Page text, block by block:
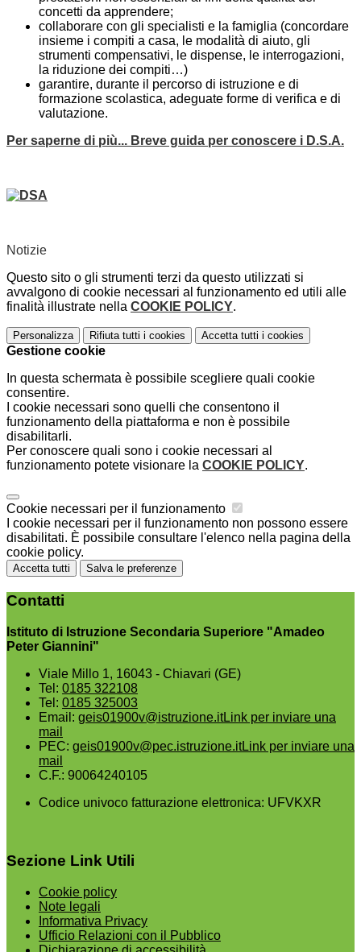
concetti da apprendere;
collaborare con gli specialisti e la famiglia (concordare
insieme i compiti a casa, le modalità di aiuto, gli
strumenti compensativi, le dispense, le interrogazioni,
la riduzione dei compiti…)
garantire, durante il percorso di istruzione e di
formazione scolastica, adeguate forme di verifica e di
valutazione.
Per saperne di più... Breve guida per conoscere i D.S.A.
Notizie
Questo sito o gli strumenti terzi da questo utilizzati si
avvalgono di cookie necessari al funzionamento ed utili alle
finalità illustrate nella COOKIE POLICY.
Personalizza Rifiuta tutti i cookies Accetta tutti i cookies
Gestione cookie
In questa schermata è possibile scegliere quali cookie
consentire.
I cookie necessari sono quelli che consentono il
funzionamento della piattaforma e non è possibile
disabilitarli.
Per conoscere quali sono i cookie necessari al
funzionamento potete visionare la COOKIE POLICY.
Cookie necessari per il funzionamento
I cookie necessari per il funzionamento non possono essere
disabilitati. È possibile consultare l'elenco nella pagina della
cookie policy.
Accetta tutti Salva le preferenze
Contatti
Istituto di Istruzione Secondaria Superiore "Amadeo
Peter Giannini"
Viale Millo 1, 16043 - Chiavari (GE)
Tel: 0185 322108
Tel: 0185 325003
Email: geis01900v@istruzione.itLink per inviare una
mail
PEC: geis01900v@pec.istruzione.itLink per inviare una
mail
C.F.: 90064240105
Codice univoco fatturazione elettronica: UFVKXR
Sezione Link Utili
Cookie policy
Note legali
Informativa Privacy
Ufficio Relazioni con il Pubblico